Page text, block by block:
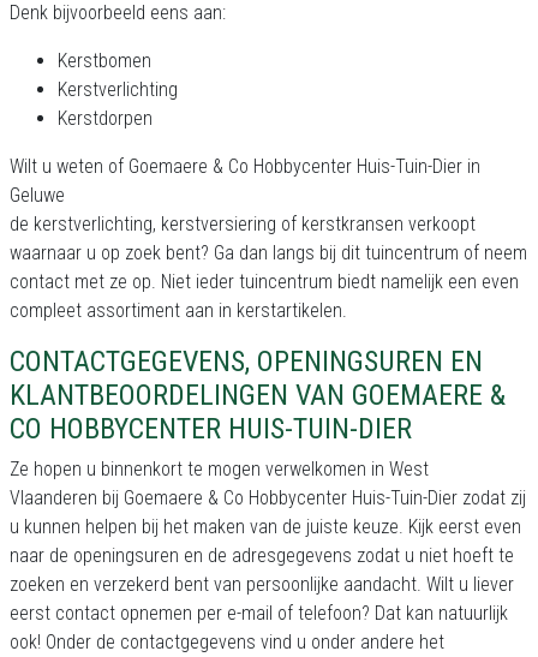
Denk bijvoorbeeld eens aan:
Kerstbomen
Kerstverlichting
Kerstdorpen
Wilt u weten of Goemaere & Co Hobbycenter Huis-Tuin-Dier in
Geluwe
de kerstverlichting, kerstversiering of kerstkransen verkoopt
waarnaar u op zoek bent? Ga dan langs bij dit tuincentrum of neem
contact met ze op. Niet ieder tuincentrum biedt namelijk een even
compleet assortiment aan in kerstartikelen.
CONTACTGEGEVENS, OPENINGSUREN EN
KLANTBEOORDELINGEN VAN GOEMAERE &
CO HOBBYCENTER HUIS-TUIN-DIER
Ze hopen u binnenkort te mogen verwelkomen in West
Vlaanderen bij Goemaere & Co Hobbycenter Huis-Tuin-Dier zodat zij
u kunnen helpen bij het maken van de juiste keuze. Kijk eerst even
naar de openingsuren en de adresgegevens zodat u niet hoeft te
zoeken en verzekerd bent van persoonlijke aandacht. Wilt u liever
eerst contact opnemen per e-mail of telefoon? Dat kan natuurlijk
ook! Onder de contactgegevens vind u onder andere het